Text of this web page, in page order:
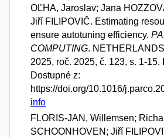
OĽHA, Jaroslav; Jana
Jiří FILIPOVIČ. Estimating
ensure autotuning efficiency.
COMPUTING.
2025, roč. 2025, č. 123, s. 1-15.
Dostupné z:
https://doi.org/10.1016/
info
FLORIS-JAN, Willemsen;
SCHOONHOVEN; Jiří